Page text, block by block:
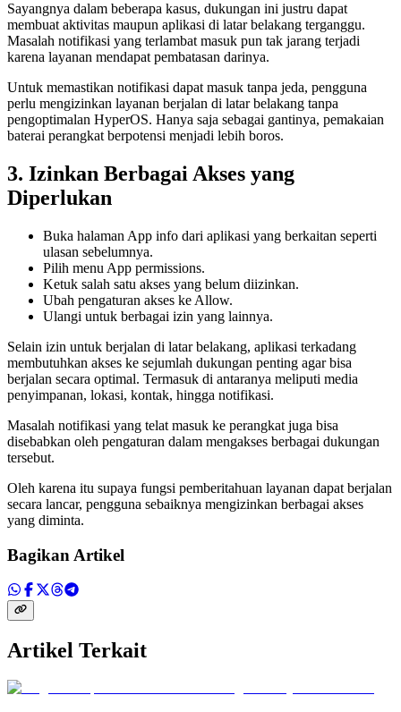
Sayangnya dalam beberapa kasus, dukungan ini justru dapat
membuat aktivitas maupun aplikasi di latar belakang terganggu.
Masalah notifikasi yang terlambat masuk pun tak jarang terjadi
karena layanan mendapat pembatasan darinya.
Untuk memastikan notifikasi dapat masuk tanpa jeda, pengguna
perlu mengizinkan layanan berjalan di latar belakang tanpa
pengoptimalan HyperOS. Hanya saja sebagai gantinya, pemakaian
baterai perangkat berpotensi menjadi lebih boros.
3. Izinkan Berbagai Akses yang
Diperlukan
Buka halaman App info dari aplikasi yang berkaitan seperti
ulasan sebelumnya.
Pilih menu App permissions.
Ketuk salah satu akses yang belum diizinkan.
Ubah pengaturan akses ke Allow.
Ulangi untuk berbagai izin yang lainnya.
Selain izin untuk berjalan di latar belakang, aplikasi terkadang
membutuhkan akses ke sejumlah dukungan penting agar bisa
berjalan secara optimal. Termasuk di antaranya meliputi media
penyimpanan, lokasi, kontak, hingga notifikasi.
Masalah notifikasi yang telat masuk ke perangkat juga bisa
disebabkan oleh pengaturan dalam mengakses berbagai dukungan
tersebut.
Oleh karena itu supaya fungsi pemberitahuan layanan dapat berjalan
secara lancar, pengguna sebaiknya mengizinkan berbagai akses
yang diminta.
Bagikan Artikel
Artikel Terkait